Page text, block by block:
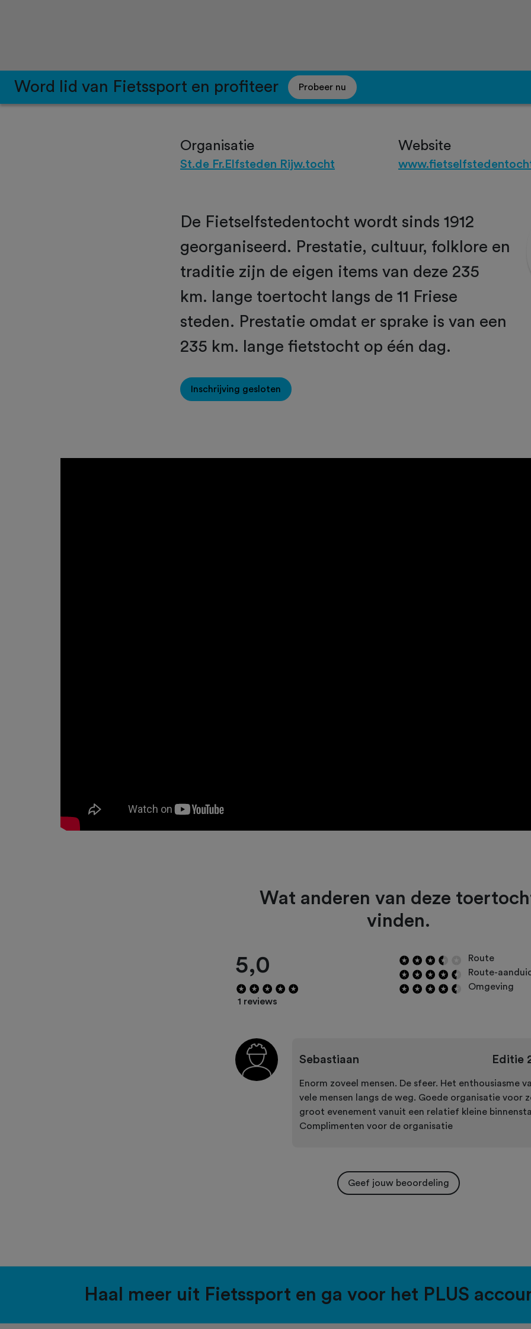
Word lid van Fietssport en profiteer Probeer nu
Organisatie
St.de Fr.Elfsteden Rijw.tocht
Website
De Fietselfstedentocht wordt sinds 1912
georganiseerd. Prestatie, cultuur, folklore en
traditie zijn de eigen items van deze 235
km. lange toertocht langs de 11 Friese
steden. Prestatie omdat er sprake is van een
235 km. lange fietstocht op één dag.
Inschrijving gesloten
Wat anderen van deze
vinden.
5,0
1 reviews
Route
Route-
Omgeving
Sebastiaan Editie
Enorm zoveel mensen. De sfeer. Het enthousiasme
vele mensen langs de weg. Goede organisatie voor
groot evenement vanuit een relatief kleine
Complimenten voor de organisatie
Geef jouw beoordeling
Haal meer uit Fietssport en ga voor het PLUS